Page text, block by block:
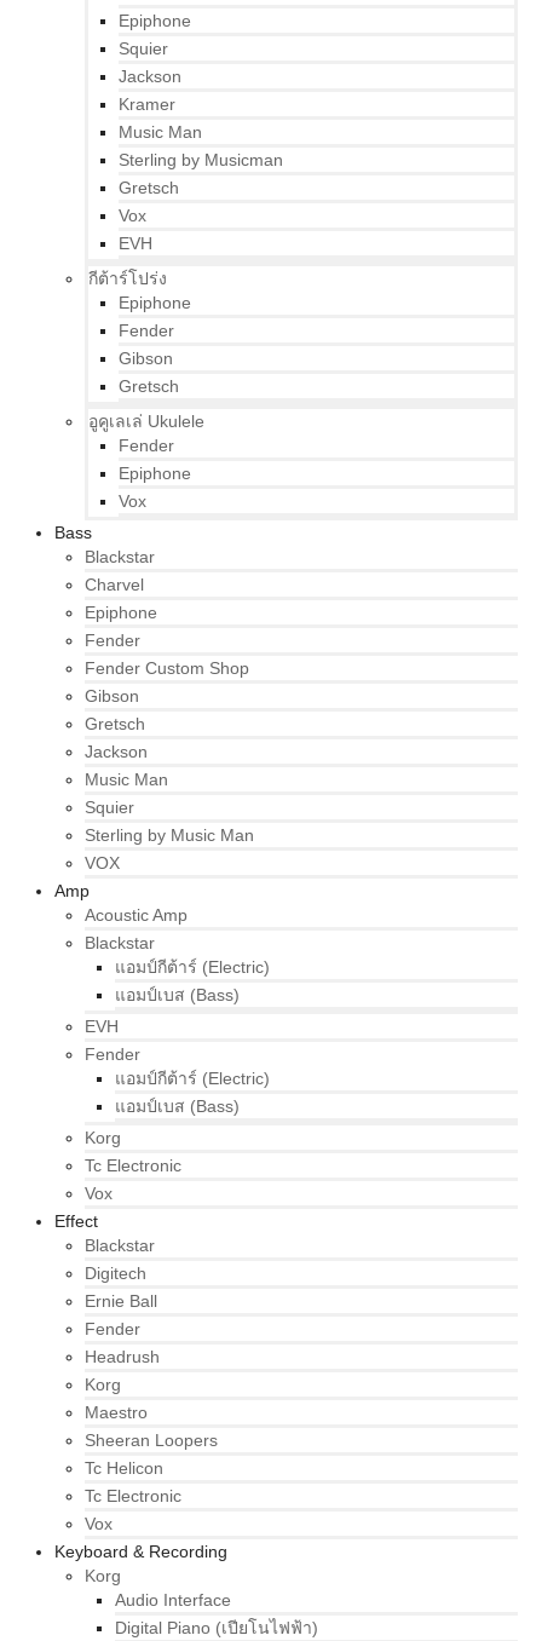
Epiphone
Squier
Jackson
Kramer
Music Man
Sterling by Musicman
Gretsch
Vox
EVH
กีต้าร์โปร่ง
Epiphone
Fender
Gibson
Gretsch
อูคูเลเล่ Ukulele
Fender
Epiphone
Vox
Bass
Blackstar
Charvel
Epiphone
Fender
Fender Custom Shop
Gibson
Gretsch
Jackson
Music Man
Squier
Sterling by Music Man
VOX
Amp
Acoustic Amp
Blackstar
แอมป์กีต้าร์ (Electric)
แอมป์เบส (Bass)
EVH
Fender
แอมป์กีต้าร์ (Electric)
แอมป์เบส (Bass)
Korg
Tc Electronic
Vox
Effect
Blackstar
Digitech
Ernie Ball
Fender
Headrush
Korg
Maestro
Sheeran Loopers
Tc Helicon
Tc Electronic
Vox
Keyboard & Recording
Korg
Audio Interface
Digital Piano (เปียโนไฟฟ้า)